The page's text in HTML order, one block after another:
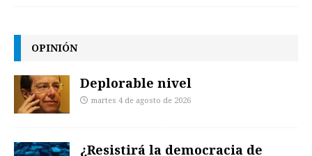
OPINIÓN
Deplorable nivel
martes 4 de agosto de 2026
¿Resistirá la democracia de